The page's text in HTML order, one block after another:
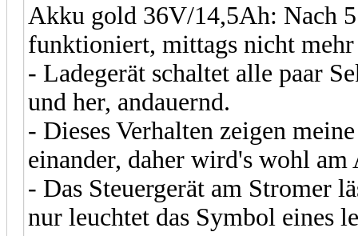
Akku gold 36V/14,5Ah: Nach 5
funktioniert, mittags nicht
- Ladegerät schaltet alle paar
und her, andauernd.
- Dieses Verhalten zeigen
einander, daher wird's wohl
- Das Steuergerät am Stromer
nur leuchtet das Symbol eines